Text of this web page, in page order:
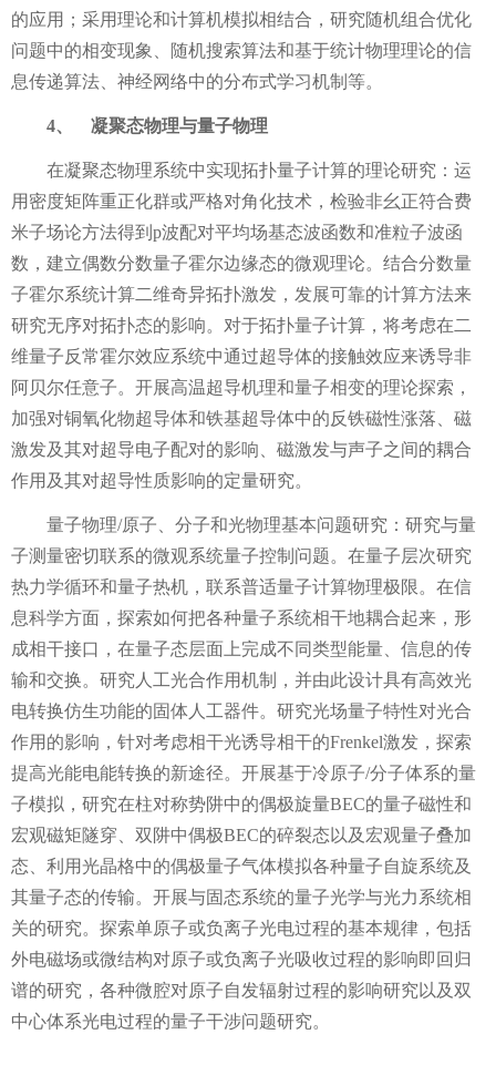
的应用；采用理论和计算机模拟相结合，研究随机组合优化
问题中的相变现象、随机搜索算法和基于统计物理理论的信
息传递算法、神经网络中的分布式学习机制等。
4、 凝聚态物理与量子物理
在凝聚态物理系统中实现拓扑量子计算的理论研究：运
用密度矩阵重正化群或严格对角化技术，检验非幺正符合费
米子场论方法得到 p波配对平均场基态波函数和准粒子波函
数，建立偶数分数量子霍尔边缘态的微观理论。结合分数量
子霍尔系统计算二维奇异拓扑激发，发展可靠的计算方法来
研究无序对拓扑态的影响。对于拓扑量子计算，将考虑在二
维量子反常霍尔效应系统中通过超导体的接触效应来诱导非
阿贝尔任意子。开展高温超导机理和量子相变的理论探索，
加强对铜氧化物超导体和铁基超导体中的反铁磁性涨落、磁
激发及其对超导电子配对的影响、磁激发与声子之间的耦合
作用及其对超导性质影响的定量研究。
量子物理/原子、分子和光物理基本问题研究：研究与量
子测量密切联系的微观系统量子控制问题。在量子层次研究
热力学循环和量子热机，联系普适量子计算物理极限。在信
息科学方面，探索如何把各种量子系统相干地耦合起来，形
成相干接口，在量子态层面上完成不同类型能量、信息的传
输和交换。研究人工光合作用机制，并由此设计具有高效光
电转换仿生功能的固体人工器件。研究光场量子特性对光合
作用的影响，针对考虑相干光诱导相干的Frenkel激发，探索
提高光能电能转换的新途径。开展基于冷原子/分子体系的量
子模拟，研究在柱对称势阱中的偶极旋量BEC的量子磁性和
宏观磁矩隧穿、双阱中偶极BEC的碎裂态以及宏观量子叠加
态、利用光晶格中的偶极量子气体模拟各种量子自旋系统及
其量子态的传输。开展与固态系统的量子光学与光力系统相
关的研究。探索单原子或负离子光电过程的基本规律，包括
外电磁场或微结构对原子或负离子光吸收过程的影响即回归
谱的研究，各种微腔对原子自发辐射过程的影响研究以及双
中心体系光电过程的量子干涉问题研究。